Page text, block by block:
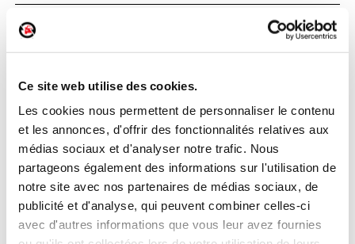
Ce site web utilise des cookies.
Les cookies nous permettent de personnaliser le contenu
et les annonces, d'offrir des fonctionnalités relatives aux
médias sociaux et d'analyser notre trafic. Nous
partageons également des informations sur l'utilisation de
notre site avec nos partenaires de médias sociaux, de
publicité et d'analyse, qui peuvent combiner celles-ci
avec d'autres informations que vous leur avez fournies
Poignée intérieure porte avant gauche
Réf. constructeur :8200733848
2008 - 201210
Modèle de provenance
Caractéristiques techniques
En stock 17,00 € TTC